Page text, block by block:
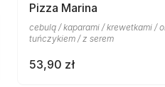
Pizza Marina
cebulą / kaparami / krewetkami /
tuńczykiem / z serem
53,90 zł